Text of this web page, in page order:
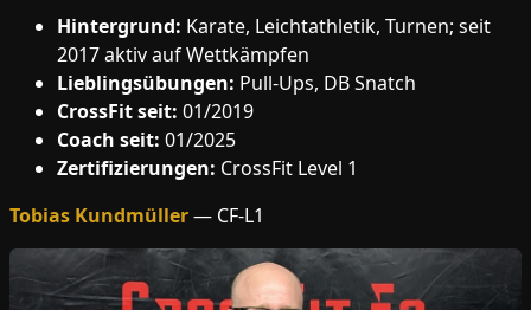
Hintergrund: Karate, Leichtathletik, Turnen; seit
2017 aktiv auf Wettkämpfen
Lieblingsübungen: Pull-Ups, DB Snatch
CrossFit seit: 01/2019
Coach seit: 01/2025
Zertifizierungen: CrossFit Level 1
Tobias Kundmüller— CF-L1